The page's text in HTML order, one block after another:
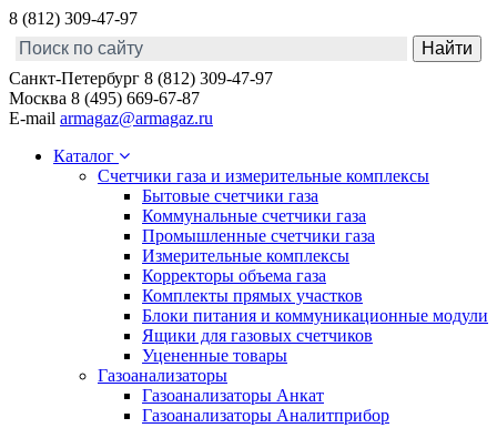
8 (812) 309-47-97
Санкт-Петербург 8 (812) 309-47-97
Москва 8 (495) 669-67-87
E-mail armagaz@armagaz.ru
Каталог
Счетчики газа и измерительные комплексы
Бытовые счетчики газа
Коммунальные счетчики газа
Промышленные счетчики газа
Измерительные комплексы
Корректоры объема газа
Комплекты прямых участков
Блоки питания и коммуникационные модули
Ящики для газовых счетчиков
Уцененные товары
Газоанализаторы
Газоанализаторы Анкат
Газоанализаторы Аналитприбор